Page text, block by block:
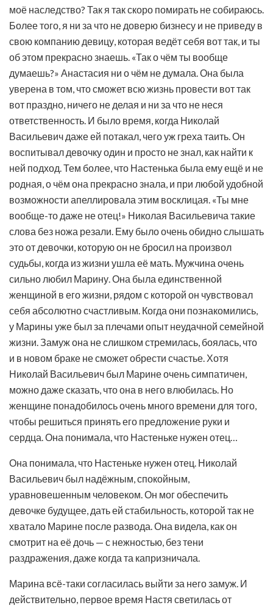
моё наследство? Так я так скоро помирать не собираюсь.
Более того, я ни за что не доверю бизнесу и не приведу в
свою компанию девицу, которая ведёт себя вот так, и ты
об этом прекрасно знаешь. «Так о чём ты вообще
думаешь?» Анастасия ни о чём не думала. Она была
уверена в том, что сможет всю жизнь провести вот так
вот праздно, ничего не делая и ни за что не неся
ответственность. И было время, когда Николай
Васильевич даже ей потакал, чего уж греха таить. Он
воспитывал девочку один и просто не знал, как найти к
ней подход. Тем более, что Настенька была ему ещё и не
родная, о чём она прекрасно знала, и при любой удобной
возможности апеллировала этим восклицая. «Ты мне
вообще-то даже не отец!» Николая Васильевича такие
слова без ножа резали. Ему было очень обидно слышать
это от девочки, которую он не бросил на произвол
судьбы, когда из жизни ушла её мать. Мужчина очень
сильно любил Марину. Она была единственной
женщиной в его жизни, рядом с которой он чувствовал
себя абсолютно счастливым. Когда они познакомились,
у Марины уже был за плечами опыт неудачной семейной
жизни. Замуж она не слишком стремилась, боялась, что
и в новом браке не сможет обрести счастье. Хотя
Николай Васильевич был Марине очень симпатичен,
можно даже сказать, что она в него влюбилась. Но
женщине понадобилось очень много времени для того,
чтобы решиться принять его предложение руки и
сердца. Она понимала, что Настеньке нужен отец…
Она понимала, что Настеньке нужен отец. Николай
Васильевич был надёжным, спокойным,
уравновешенным человеком. Он мог обеспечить
девочке будущее, дать ей стабильность, которой так не
хватало Марине после развода. Она видела, как он
смотрит на её дочь — с нежностью, без тени
раздражения, даже когда та капризничала.
Марина всё-таки согласилась выйти за него замуж. И
действительно, первое время Настя светилась от